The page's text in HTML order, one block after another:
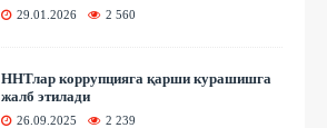
29.01.2026 2 560
ННТлар коррупцияга қарши курашишга
жалб этилади
26.09.2025 2 239